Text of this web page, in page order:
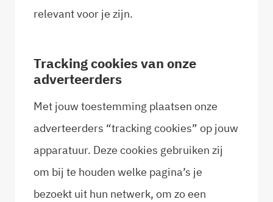
relevant voor je zijn.
Tracking cookies van onze
adverteerders
Met jouw toestemming plaatsen onze
adverteerders “tracking cookies” op jouw
apparatuur. Deze cookies gebruiken zij
om bij te houden welke pagina’s je
bezoekt uit hun netwerk, om zo een